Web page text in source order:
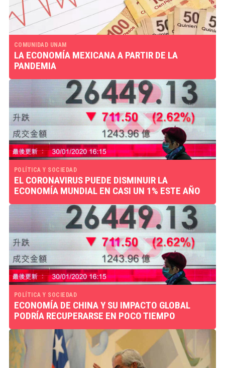
COMUNIDAD UNAM
LA ECONOMÍA MEXICANA A PARTIR DE LA
PANDEMIA
POLÍTICA Y SOCIEDAD
EL CORONAVIRUS PUEDE DISMINUIR LA
ECONOMÍA MUNDIAL EN CASI UN 1% ESTE AÑO
POLÍTICA Y SOCIEDAD
ECONOMÍA DE CHINA Y SU IMPACTO GLOBAL
PODRÍA RECUPERARSE EN POCO TIEMPO